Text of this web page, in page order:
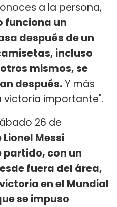
a la persona,
funciona un
después de un
incluso
mismos, se
después.Y más
victoria importante".
26 de
Messi
partido, con un
fuera del área,
en el Mundial
se impuso